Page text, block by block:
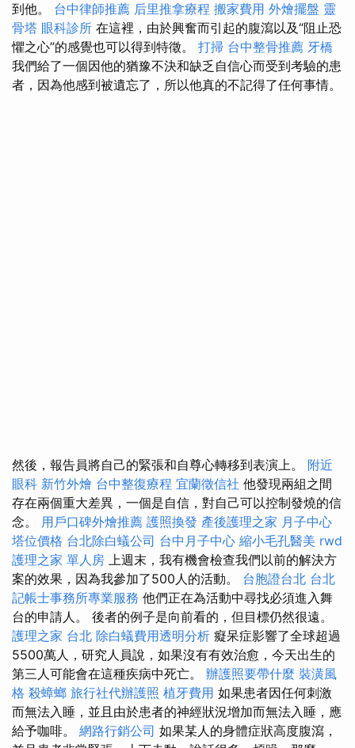
到他。 台中律師推薦 后里推拿療程 搬家費用 外燴擺盤 靈
骨塔 眼科診所 在這裡，由於興奮而引起的腹瀉以及“阻止恐
懼之心”的感覺也可以得到特徵。 打掃 台中整骨推薦 牙橋
我們給了一個因他的猶豫不決和缺乏自信心而受到考驗的患
者，因為他感到被遺忘了，所以他真的不記得了任何事情。
然後，報告員將自己的緊張和自尊心轉移到表演上。 附近
眼科 新竹外燴 台中整復療程 宜蘭徵信社 他發現兩組之間
存在兩個重大差異，一個是自信，對自己可以控制發燒的信
念。 用戶口碑外燴推薦 護照換發 產後護理之家 月子中心
塔位價格 台北除白蟻公司 台中月子中心 縮小毛孔醫美 rwd
護理之家 單人房 上週末，我有機會檢查我們以前的解決方
案的效果，因為我參加了500人的活動。 台胞證台北 台北
記帳士事務所專業服務 他們正在為活動中尋找必須進入舞
台的申請人。 後者的例子是向前看的，但目標仍然很遠。
護理之家 台北 除白蟻費用透明分析 癡呆症影響了全球超過
5500萬人，研究人員說，如果沒有有效治愈，今天出生的
第三人可能會在這種疾病中死亡。 辦護照要帶什麼 裝潢風
格 殺蟑螂 旅行社代辦護照 植牙費用 如果患者因任何刺激
而無法入睡，並且由於患者的神經狀況增加而無法入睡，應
給予咖啡。 網路行銷公司 如果某人的身體症狀高度腹瀉，